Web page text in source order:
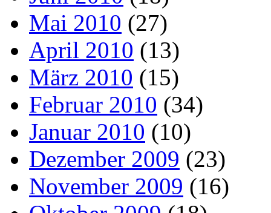
Mai 2010 (27)
April 2010 (13)
März 2010 (15)
Februar 2010 (34)
Januar 2010 (10)
Dezember 2009 (23)
November 2009 (16)